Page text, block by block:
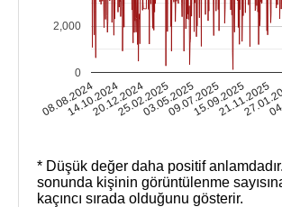
08.08.2024
14.10.2024
20.12.2024
25.02.2025
03.05.2025
09.07.2025
15.09.2025
21.11.2025
0
2,000
* Düşük değer daha positif anlamdadır.
sonunda kişinin görüntülenme
kaçıncı sırada olduğunu gösterir.